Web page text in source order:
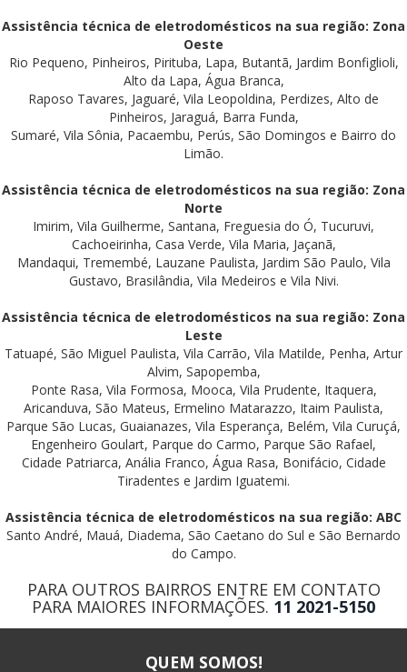
Assistência técnica de eletrodomésticos na sua região: Zona
Oeste
Rio Pequeno, Pinheiros, Pirituba, Lapa, Butantã, Jardim Bonfiglioli,
Alto da Lapa, Água Branca,
Raposo Tavares, Jaguaré, Vila Leopoldina, Perdizes, Alto de
Pinheiros, Jaraguá, Barra Funda,
Sumaré, Vila Sônia, Pacaembu, Perús, São Domingos e Bairro do
Limão.
Assistência técnica de eletrodomésticos na sua região: Zona
Norte
Imirim, Vila Guilherme, Santana, Freguesia do Ó, Tucuruvi,
Cachoeirinha, Casa Verde, Vila Maria, Jaçanã,
Mandaqui, Tremembé, Lauzane Paulista, Jardim São Paulo, Vila
Gustavo, Brasilândia, Vila Medeiros e Vila Nivi.
Assistência técnica de eletrodomésticos na sua região: Zona
Leste
Tatuapé, São Miguel Paulista, Vila Carrão, Vila Matilde, Penha, Artur
Alvim, Sapopemba,
Ponte Rasa, Vila Formosa, Mooca, Vila Prudente, Itaquera,
Aricanduva, São Mateus, Ermelino Matarazzo, Itaim Paulista,
Parque São Lucas, Guaianazes, Vila Esperança, Belém, Vila Curuçá,
Engenheiro Goulart, Parque do Carmo, Parque São Rafael,
Cidade Patriarca, Anália Franco, Água Rasa, Bonifácio, Cidade
Tiradentes e Jardim Iguatemi.
Assistência técnica de eletrodomésticos na sua região: ABC
Santo André, Mauá, Diadema, São Caetano do Sul e São Bernardo
do Campo.
PARA OUTROS BAIRROS ENTRE EM CONTATO
PARA MAIORES INFORMAÇÕES. 11 2021-5150
QUEM SOMOS!